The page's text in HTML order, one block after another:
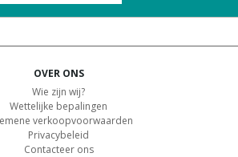
OVER ONS
Wie zijn wij?
Wettelijke bepalingen
verkoopvoorwaarden
Privacybeleid
Contacteer ons